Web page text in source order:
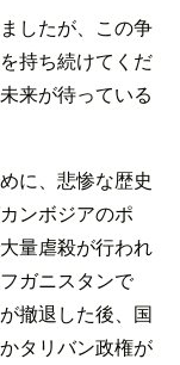
したが、この争
持ち続けてくだ
来が待っている
に、悲惨な歴史
ンボジアのポ
量虐殺が行われ
ガニスタンで
撤退した後、国
タリバン政権が